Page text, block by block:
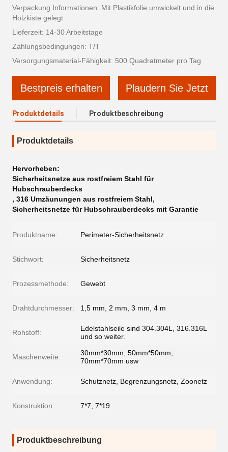
Verpackung Informationen: Mit Plastikfolie umwickelt und in die
Holzkiste gelegt
Lieferzeit: 14-30 Arbeitstage
Zahlungsbedingungen: T/T
Versorgungsmaterial-Fähigkeit: 500 Quadratmeter pro Tag
Bestpreis erhalten Plaudern Sie Jetzt
Produktdetails Produktbeschreibung
Produktdetails
Hervorheben:
Sicherheitsnetze aus rostfreiem Stahl für
Hubschrauberdecks
, 316 Umzäunungen aus rostfreiem Stahl,
Sicherheitsnetze für Hubschrauberdecks mit Garantie
Produktname: Perimeter-Sicherheitsnetz
Stichwort: Sicherheitsnetz
Prozessmethode: Gewebt
Drahtdurchmesser: 1,5 mm, 2 mm, 3 mm, 4 m
Rohstoff:
Edelstahlseile sind 304.304L, 316.316L
und so weiter.
Maschenweite:
30mm*30mm, 50mm*50mm,
70mm*70mm usw
Anwendung: Schutznetz, Begrenzungsnetz, Zoonetz
Konstruktion: 7*7, 7*19
Produktbeschreibung